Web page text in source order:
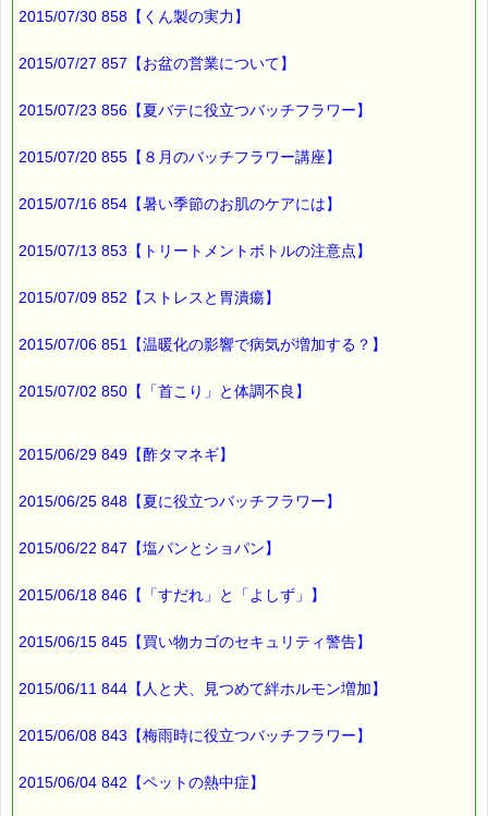
───────────────────────────────
200円（1等）～50円（3等）の範囲内で割引きになります。
割引き金額は、買い物カゴで内容確認する際に決定します。
す。
※単品でも「こころ・サポート」などの割引き商品は対象外で
※1度のご購入につき1枚しかご利用いただけません。
詳しくは下記サイトをご覧ください。
→https://pass-thyme.com/info/#coupon
∞∞∞∞∞∞∞∞∞∞∞∞∞∞∞∞∞∞∞∞∞∞∞∞∞∞∞∞∞∞∞∞∞
応募など）していただいたお客様だけにお届けする限定配信メー
割引クーポン券のプレゼントや、耳より情報をいち早くお届け致
このメールマガジンのバックナンバーはこちらです
→https://pass-thyme.com/special/mailmaga.asp
バッチフラワー レメディに出会えて良かった！！
───────────────────────────────
バッチフラワーレメディ専門店＜ｅパスタイム＞
*****@pass-thyme.com
バックナンバー一覧
2015/07/30 858【くん製の実力】
2015/07/27 857【お盆の営業について】
2015/07/23 856【夏バテに役立つバッチフラワー】
2015/07/20 855【８月のバッチフラワー講座】
2015/07/16 854【暑い季節のお肌のケアには】
2015/07/13 853【トリートメントボトルの注意点】
2015/07/09 852【ストレスと胃潰瘍】
2015/07/06 851【温暖化の影響で病気が増加する？】
2015/07/02 850【「首こり」と体調不良】
2015/06/29 849【酢タマネギ】
2015/06/25 848【夏に役立つバッチフラワー】
2015/06/22 847【塩パンとショパン】
2015/06/18 846【「すだれ」と「よしず」】
2015/06/15 845【買い物カゴのセキュリティ警告】
2015/06/11 844【人と犬、見つめて絆ホルモン増加】
2015/06/08 843【梅雨時に役立つバッチフラワー】
2015/06/04 842【ペットの熱中症】